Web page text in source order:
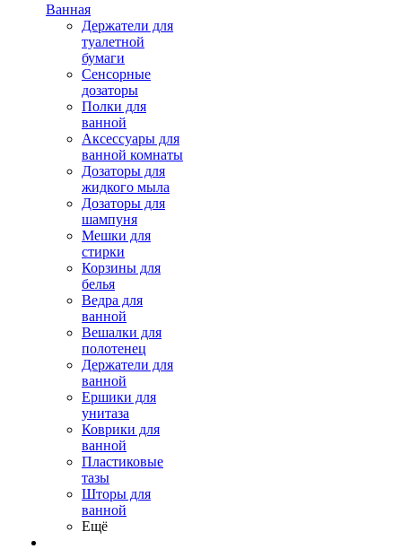
Ванная
Держатели для
туалетной
бумаги
Сенсорные
дозаторы
Полки для
ванной
Аксессуары для
ванной комнаты
Дозаторы для
жидкого мыла
Дозаторы для
шампуня
Мешки для
стирки
Корзины для
белья
Ведра для
ванной
Вешалки для
полотенец
Держатели для
ванной
Ершики для
унитаза
Коврики для
ванной
Пластиковые
тазы
Шторы для
ванной
Ещё